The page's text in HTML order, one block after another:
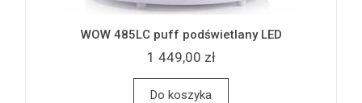
WOW 485LC puff podświetlany LED
1 449,00 zł
Do koszyka